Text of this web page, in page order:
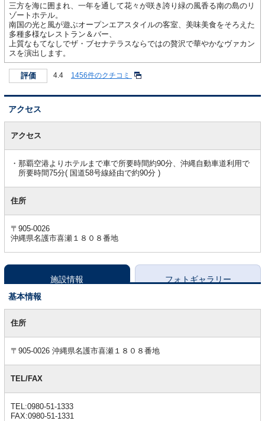
三方を海に囲まれ、一年を通して花々が咲き誇り緑の風香る南の島のリ
ゾートホテル。
南国の光と風が遊ぶオープンエアスタイルの客室、美味美食をそろえた
多種多様なレストラン＆バー、
上質なもてなしでザ・ブセナテラスならではの贅沢で華やかなヴァカン
スを演出します。
評価 4.4 1456件のクチコミ
アクセス
アクセス
那覇空港よりホテルまで車で所要時間約90分、沖縄自動車道利用で
所要時間75分( 国道58号線経由で約90分 )
住所
〒905-0026
沖縄県名護市喜瀬１８０８番地
施設情報
フォトギャラリー
基本情報
本住所
〒905-0026 沖縄県名護市喜瀬１８０８番地
TEL/FAX
TEL:0980-51-1333
FAX:0980-51-1331